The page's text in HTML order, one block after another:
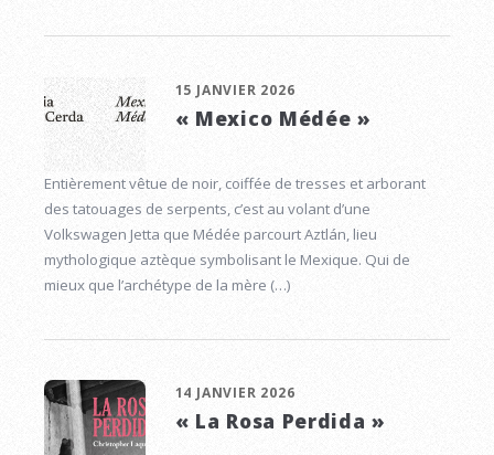
15 JANVIER 2026
« Mexico Médée »
Entièrement vêtue de noir, coiffée de tresses et arborant
des tatouages de serpents, c’est au volant d’une
Volkswagen Jetta que Médée parcourt Aztlán, lieu
mythologique aztèque symbolisant le Mexique. Qui de
mieux que l’archétype de la mère (…)
14 JANVIER 2026
« La Rosa Perdida »